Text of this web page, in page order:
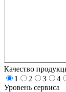
Качество
1
2 3 4
Уровень сервиса